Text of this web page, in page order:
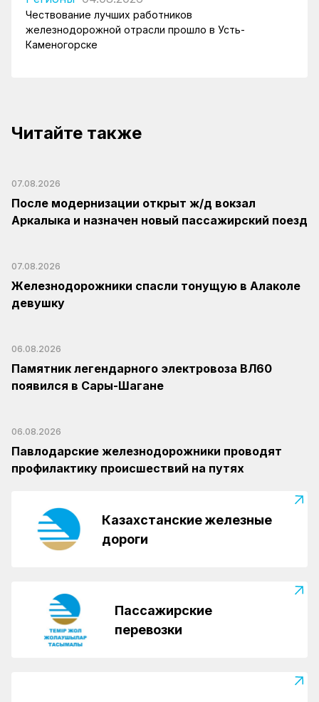
Чествование лучших работников
железнодорожной отрасли прошло в Усть-
Каменогорске
Читайте также
07.08.2026
После модернизации открыт ж/д вокзал
Аркалыка и назначен новый пассажирский поезд
07.08.2026
Железнодорожники спасли тонущую в Алаколе
девушку
06.08.2026
Памятник легендарного электровоза ВЛ60
появился в Сары-Шагане
06.08.2026
Павлодарские железнодорожники проводят
профилактику происшествий на путях
Казахстанские железные
дороги
Пассажирские
перевозки